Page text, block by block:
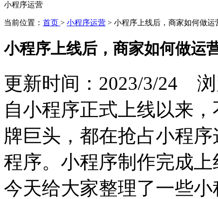
小程序运营
当前位置： 首页 > 小程序运营 > 小程序上线后，商家如何做
小程序上线后，商家如何做运
更新时间：2023/3/24
自小程序正式上线以来
牌巨头，都在抢占小程
程序。小程序制作完成
今天给大家整理了一些